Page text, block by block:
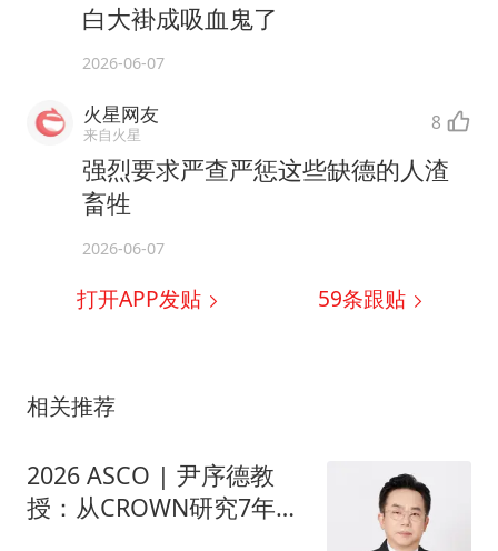
白大褂成吸血鬼了
2026-06-07
火星网友
来自火星 8
强烈要求严查严惩这些缺德的人渣
畜牲
2026-06-07
打开APP发贴 59条跟贴
相关推荐
2026 ASCO | 尹序德教
授：从CROWN研究7年数